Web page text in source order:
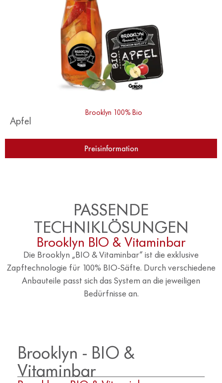
Brooklyn 100% Bio
Apfel
Preisinformation
PASSENDE
TECHNIKLÖSUNGEN
Brooklyn BIO & Vitaminbar
Die Brooklyn „BIO & Vitaminbar“ ist die exklusive
Zapftechnologie für 100% BIO-Säfte. Durch verschiedene
Anbauteile passt sich das System an die jeweiligen
Bedürfnisse an.
Brooklyn - BIO &
Vitaminbar